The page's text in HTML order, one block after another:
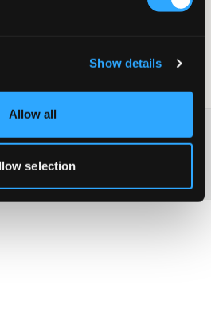
Show details
Allow all
selection